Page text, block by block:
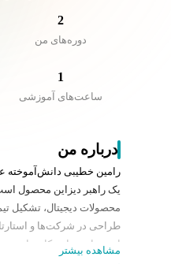
2
دوره‌های من
1
ساعت‌های آموزشی
درباره من
رامین خطیبی دانش‌آموخته
یک راهبر دیزاین محصول
محصولات دیجیتال، تشکیل
طراحی در شرکت‌ها و
است. از سوابق کاری او
مشاهده بیشتر